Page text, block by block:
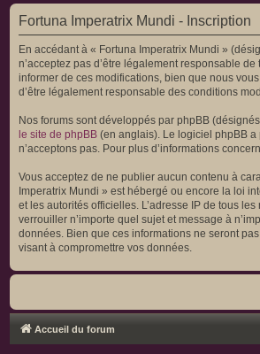
Fortuna Imperatrix Mundi - Inscription
En accédant à « Fortuna Imperatrix Mundi »
n’acceptez pas d’être légalement responsable
informer de ces modifications, bien que nous
d’être légalement responsable des conditions
Nos forums sont développés par phpBB
le site de phpBB (en anglais). Le logiciel phpBB
n’acceptons pas. Pour plus d’informations
Vous acceptez de ne publier aucun contenu à
Imperatrix Mundi » est hébergé ou encore la loi
et les autorités officielles. L’adresse IP de tous
verrouiller n’importe quel sujet et message à
données. Bien que ces informations ne seront
visant à compromettre vos données.
Accueil du forum